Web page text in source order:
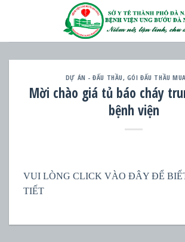
DỰ ÁN - ĐẤU THẦU, GÓI ĐẤU THẦU
Mời chào giá tủ báo cháy
bệnh viện
VUI LÒNG CLICK VÀO ĐÂY ĐỂ
TIẾT